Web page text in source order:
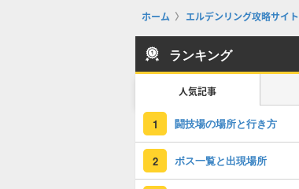
ホーム エルデンリング攻略サイト
ランキング
人気記事
1 闘技場の場所と行き方
2 ボス一覧と出現場所